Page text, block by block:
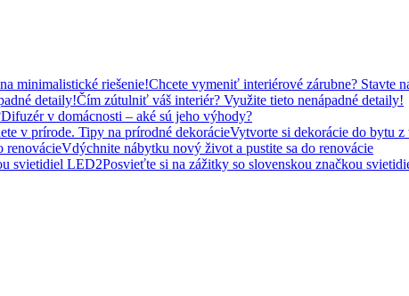
Chcete vymeniť interiérové ​​zárubne? Stavte
Čím zútulniť váš interiér? Využite tieto nenápadné detaily!
Difuzér v domácnosti – aké sú jeho výhody?
Vytvorte si dekorácie do bytu
Vdýchnite nábytku nový život a pustite sa do renovácie
Posvieťte si na zážitky so slovenskou značkou